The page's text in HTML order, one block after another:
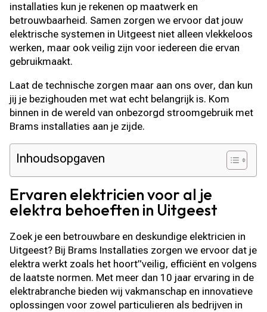
installaties kun je rekenen op maatwerk en
betrouwbaarheid. Samen zorgen we ervoor dat jouw
elektrische systemen in Uitgeest niet alleen vlekkeloos
werken, maar ook veilig zijn voor iedereen die ervan
gebruikmaakt.
Laat de technische zorgen maar aan ons over, dan kun
jij je bezighouden met wat echt belangrijk is. Kom
binnen in de wereld van onbezorgd stroomgebruik met
Brams installaties aan je zijde.
Inhoudsopgaven
Ervaren elektricien voor al je
elektra behoeften in Uitgeest
Zoek je een betrouwbare en deskundige elektricien in
Uitgeest? Bij Brams Installaties zorgen we ervoor dat je
elektra werkt zoals het hoort”veilig, efficiënt en volgens
de laatste normen. Met meer dan 10 jaar ervaring in de
elektrabranche bieden wij vakmanschap en innovatieve
oplossingen voor zowel particulieren als bedrijven in